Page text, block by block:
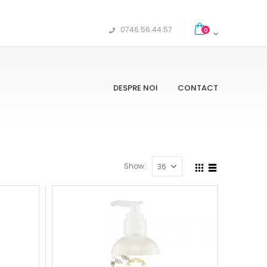
0746.56.44.57 0
DESPRE NOI CONTACT
Show: